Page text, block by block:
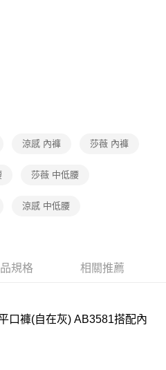
)免運費
)免運費
上)免運費
涼感 內褲 莎薇 內褲
莎薇 中低腰
涼感 中低腰
規格 相關推薦
口褲(自在灰) AB3581搭配內